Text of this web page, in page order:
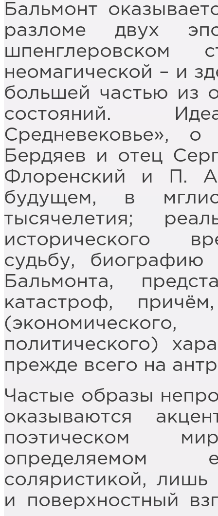
Бальмонт
разломе двух
шпенглеровском
неомагической – и
большей частью из
состояний.
Средневековье»,
Бердяев и отец
Флоренский и П.
будущем, в
тысячелетия;
исторического
судьбу,
Бальмонта,
катастроф,
политического)
прежде всего на
Частые образы
оказываются
поэтическом
определяемом
соляристикой,
и поверхностный